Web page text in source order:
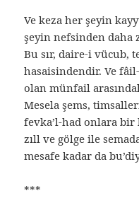
Ve keza her şeyin
şeyin nefsinden daha
Bu sır, daire-i vücub,
hasaisindendir. Ve
olan münfail
Mesela şems,
fevka’l-had onlara
zıll ve gölge ile
mesafe kadar da
***